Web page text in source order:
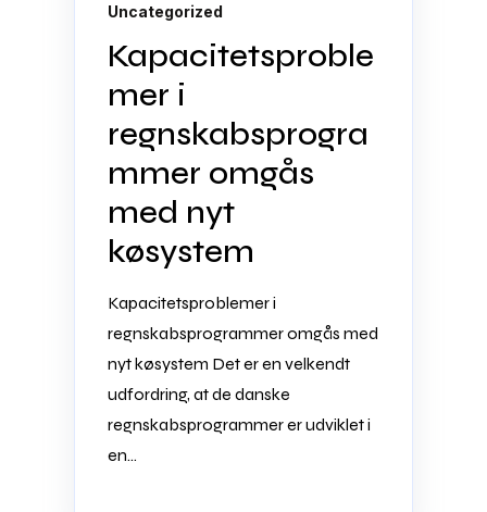
Uncategorized
Kapacitetsproble
mer i
regnskabsprogra
mmer omgås
med nyt
køsystem
Kapacitetsproblemer i
regnskabsprogrammer omgås med
nyt køsystem Det er en velkendt
udfordring, at de danske
regnskabsprogrammer er udviklet i
en...